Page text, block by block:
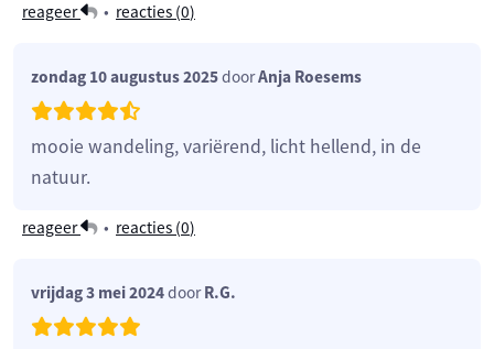
reageer • reacties (0)
zondag 10 augustus 2025doorAnja Roesems
mooie wandeling, variërend, licht hellend, in de
natuur.
reageer • reacties (0)
vrijdag 3 mei 2024doorR.G.